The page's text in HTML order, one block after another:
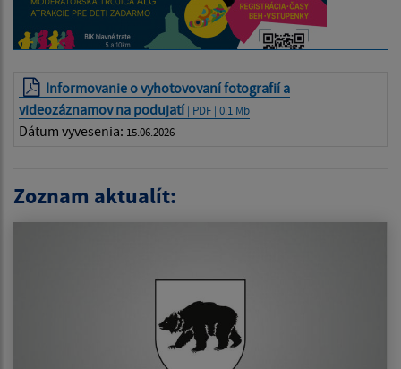
Informovanie o vyhotovovaní fotografií a
videozáznamov na podujatí | PDF | 0.1 Mb
Dátum vyvesenia: 15.06.2026
Zoznam aktualít: